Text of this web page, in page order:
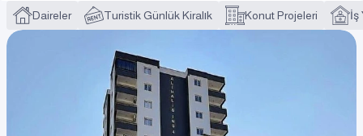
Daireler Turistik Günlük Kiralık Konut Projeleri İş